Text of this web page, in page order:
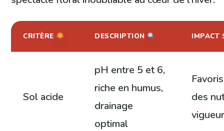
CRITÈRE DESCRIPTION IMPACT
Sol acide
pH entre 5 et 6,
riche en humus,
drainage
optimal
des